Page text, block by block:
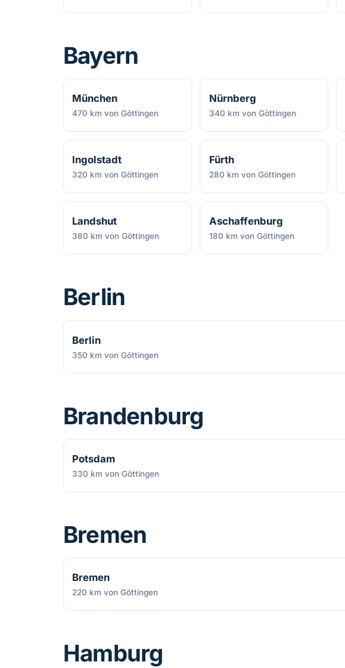
Bayern
München
470 km von Göttingen
Nürnberg
340 km von Göttingen
Ingolstadt
320 km von Göttingen
Fürth
280 km von Göttingen
Landshut
380 km von Göttingen
Aschaffenburg
180 km von Göttingen
Berlin
Berlin
350 km von Göttingen
Brandenburg
Potsdam
330 km von Göttingen
Bremen
Bremen
220 km von Göttingen
Hamburg